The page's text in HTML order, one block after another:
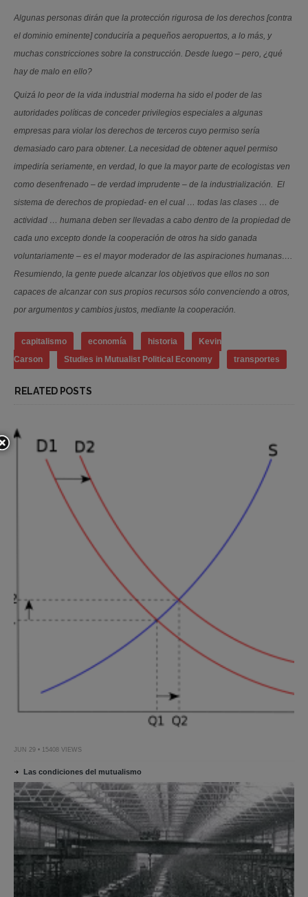
Algunas personas dirán que la protección rigurosa de los derechos [contra
el dominio eminente] conduciría a pequeños aeropuertos, a lo más, y
muchas constricciones sobre la construcción. Desde luego – pero, ¿qué
hay de malo en ello?
Quizá lo peor de la vida industrial moderna ha sido el poder de las
autoridades políticas de conceder privilegios especiales a algunas
empresas para violar los derechos de terceros cuyo permiso sería
demasiado caro para obtener. La necesidad de obtener aquel permiso
impediría seriamente, en verdad, lo que la mayor parte de ecologistas ven
como desenfrenado – de verdad imprudente – de la industrialización. El
sistema de derechos de propiedad- en el cual … todas las clases … de
actividad … humana deben ser llevadas a cabo dentro de la propiedad de
cada uno excepto donde la cooperación de otros ha sido ganada
voluntariamente – es el mayor moderador de las aspiraciones humanas….
Resumiendo, la gente puede alcanzar los objetivos que ellos no son
capaces de alcanzar con sus propios recursos sólo convenciendo a otros,
por argumentos y cambios justos, mediante la cooperación.
capitalismo economía historia
Kevin
Carson
Studies in Mutualist Political Economy transportes
RELATED POSTS
JUN 29 • 15408 VIEWS
Las condiciones del mutualismo